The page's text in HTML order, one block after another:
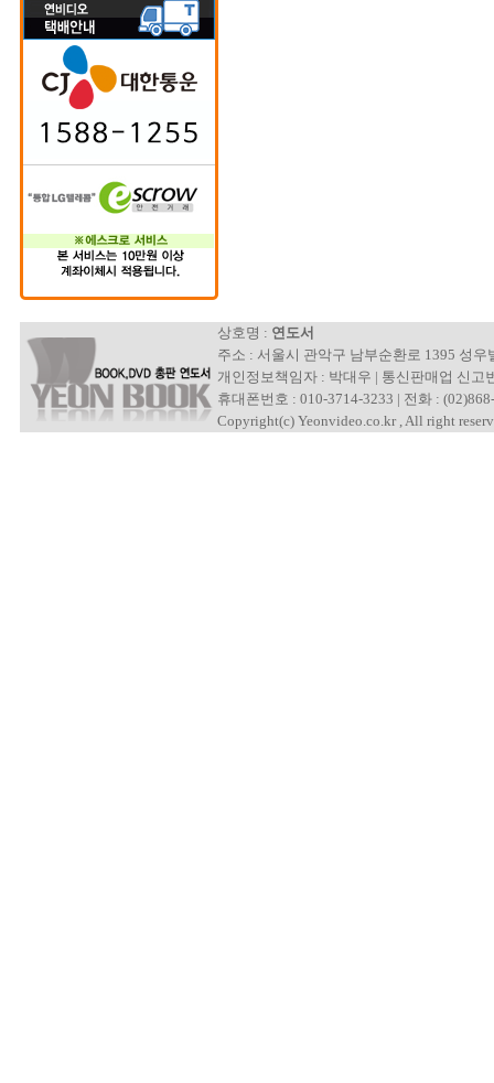
상호명 : 연도서
주소 : 서울시 관악구 남부순환로 1395 성우
개인정보책임자 : 박대우 | 통신판매업 신고
휴대폰번호 : 010-3714-3233 | 전화 :
Copyright(c) Yeonvideo.co.kr , All right